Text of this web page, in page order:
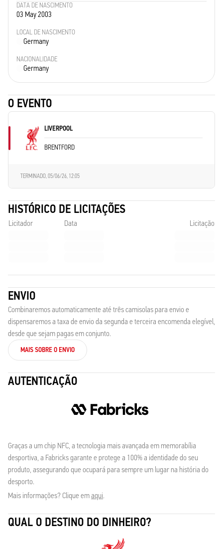
DATA DE NASCIMENTO
03 May 2003
LOCAL DE NASCIMENTO
Germany
NACIONALIDADE
Germany
O EVENTO
LIVERPOOL
BRENTFORD
TERMINADO,05/06/26, 12:05
HISTÓRICO DE LICITAÇÕES
Licitador Data Licitação
ENVIO
Combinaremos automaticamente até três camisolas para envio e
dispensaremos a taxa de envio da segunda e terceira encomenda elegível,
desde que sejam pagas em conjunto.
MAIS SOBRE O ENVIO
AUTENTICAÇÃO
Graças a um chip NFC, a tecnologia mais avançada em memorabília
desportiva, a Fabricks garante e protege a 100% a identidade do seu
produto, assegurando que ocupará para sempre um lugar na história do
desporto.
Mais informações? Clique emaqui.
QUAL O DESTINO DO DINHEIRO?